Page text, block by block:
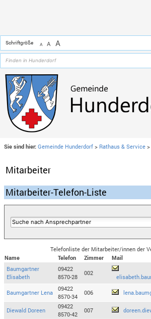
Schriftgröße A A A
Sie sind hier: Gemeinde Hunderdorf > Rathaus & Service >
Mitarbeiter
Mitarbeiter-Telefon-Liste
Telefonliste der Mitarbeiter/innen der
Name
Telefon Zimmer
Mail
Baumgartner
Elisabeth
09422
8570-28
002
Baumgartner Lena
09422
8570-34
006
Diewald Doreen
09422
8570-42
007